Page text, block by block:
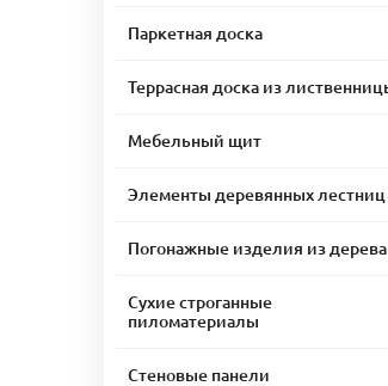
Паркетная доска
Террасная доска из
Мебельный щит
Элементы деревянных лестниц
Погонажные изделия из дерева
Сухие строганные
пиломатериалы
Стеновые панели